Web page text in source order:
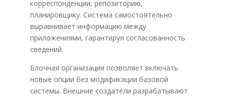
корреспонденции, репозиторию,
планировщику. Система самостоятельно
выравнивает информацию между
приложениями, гарантируя согласованность
сведений.
Блочная организация позволяет включать
новые опции без модификации базовой
системы. Внешние создатели разрабатывают